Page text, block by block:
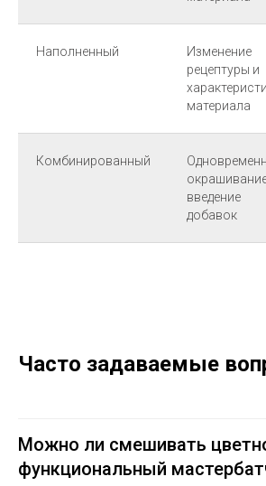
Наполненный
Изменение
рецептуры и
материала
Комбинированный
введение
добавок
Часто задаваемые
Можно ли смешивать
функциональный